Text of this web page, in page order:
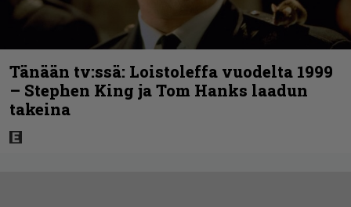
Tänään tv:ssä: Loistoleffa vuodelta 1999
– Stephen King ja Tom Hanks laadun
takeina